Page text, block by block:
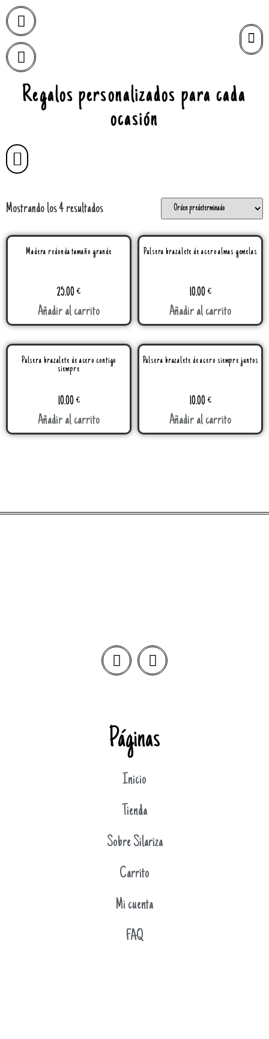
Regalos personalizados para cada
ocasión
Mostrando los 4 resultados
Madera redonda tamaño grande
25.00€
Añadir al carrito
Pulsera brazalete de acero almas gemelas
10.00€
Añadir al carrito
Pulsera brazalete de acero contigo
siempre
10.00€
Añadir al carrito
Pulsera brazalete de acero siempre juntos
10.00€
Añadir al carrito
Páginas
Inicio
Tienda
Sobre Silariza
Carrito
Mi cuenta
FAQ